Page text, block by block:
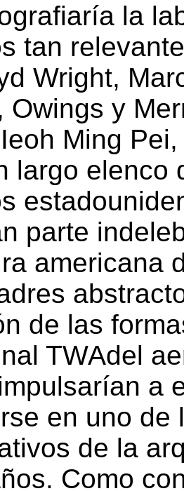
la
tan
Wright,
Owings y
Ieoh Ming Pei
largo elenco
parte
americana
de las
TWAdel
a
en uno de
de la
. Como